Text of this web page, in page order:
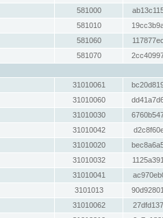
581000
581010
581060
581070
31010061
31010060
31010030
31010042
31010020
31010032
31010041
3101013
31010062